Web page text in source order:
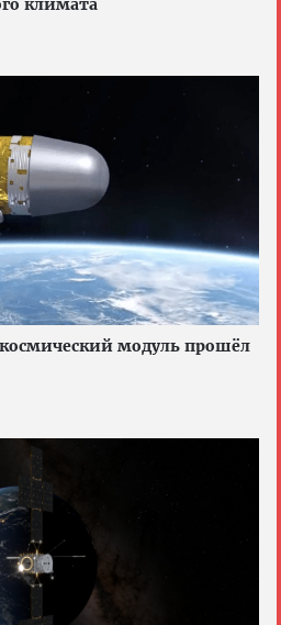
климата
модуль прошёл